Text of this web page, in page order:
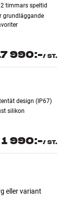
timmars speltid
grundläggande
990:-/ ST.
design (IP67)
silikon
1 990:-/ ST.
eller variant